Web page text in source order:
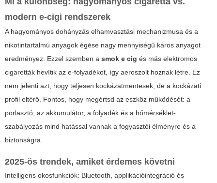
modern e-cigi rendszerek
A hagyományos dohányzás elhamvasztási mechanizmusa és a
nikotintartalmú anyagok égése nagy mennyiségű káros anyagot
eredményez. Ezzel szemben a smok e cig és más elektromos
cigaretták hevítik az e-folyadékot, így aeroszolt hoznak létre. Ez
nem jelenti azt, hogy teljesen kockázatmentesek, de a kockázati
profil eltérő. Fontos, hogy megértsd az eszköz működését: a
porlasztó, az akkumulátor, a folyadék és a hőmérséklet-
szabályozás mind hatással vannak a fogyasztói élményre és a
biztonságra.
2025-ös trendek, amiket érdemes követni
Intelligens okosfunkciók: Bluetooth, applikációintegráció és